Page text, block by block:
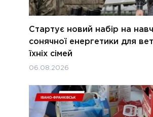
Стартує новий набір на
сонячної енергетики для
їхніх сімей
06.08.2026